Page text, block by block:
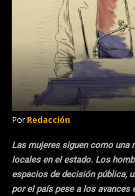
Por Redacción
Las mujeres siguen como una
locales en el estado. Los
espacios de decisión pública,
por el país pese a los avances